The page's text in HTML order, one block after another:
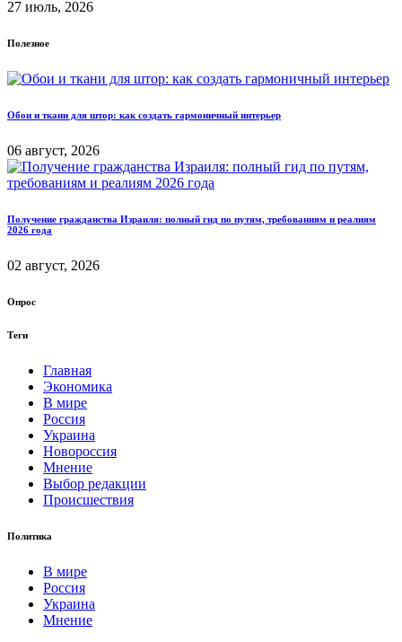
27 июль, 2026
Полезное
Обои и ткани для штор: как создать гармоничный интерьер
06 август, 2026
Получение гражданства Израиля: полный гид по путям, требованиям и реалиям
2026 года
02 август, 2026
Опрос
Теги
Главная
Экономика
В мире
Россия
Украина
Новороссия
Мнение
Выбор редакции
Происшествия
Политика
В мире
Россия
Украина
Мнение